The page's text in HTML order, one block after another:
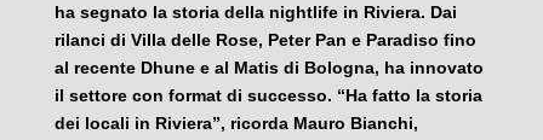
ha segnato la storia della nightlife in Riviera. Dai
rilanci di Villa delle Rose, Peter Pan e Paradiso fino
al recente Dhune e al Matis di Bologna, ha innovato
il settore con format di successo. “Ha fatto la storia
dei locali in Riviera”, ricorda Mauro Bianchi,